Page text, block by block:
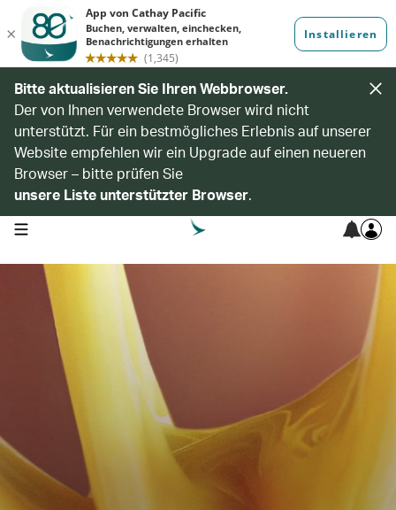
Bitte aktualisieren Sie Ihren Webbrowser.
Der von Ihnen verwendete Browser wird nicht
unterstützt. Für ein bestmögliches Erlebnis auf unserer
Website empfehlen wir ein Upgrade auf einen neueren
Browser – bitte prüfen Sie
unsere Liste unterstützter Browser.
open navigation menu